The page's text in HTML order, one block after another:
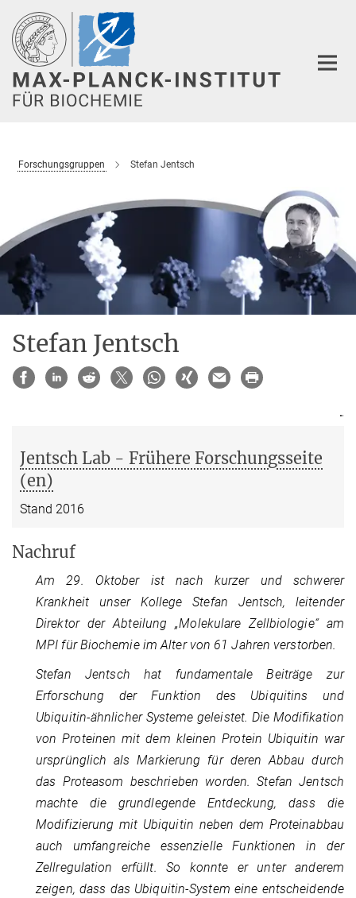
Hauptinhalt
Forschungsgruppen Stefan Jentsch
Stefan Jentsch
Jentsch Lab - Frühere Forschungsseite
(en)
Stand 2016
Nachruf
Am 29. Oktober ist nach kurzer und schwerer
Krankheit unser Kollege Stefan Jentsch, leitender
Direktor der Abteilung „Molekulare Zellbiologie“ am
MPI für Biochemie im Alter von 61 Jahren verstorben.
Stefan Jentsch hat fundamentale Beiträge zur
Erforschung der Funktion des Ubiquitins und
Ubiquitin-ähnlicher Systeme geleistet. Die Modifikation
von Proteinen mit dem kleinen Protein Ubiquitin war
ursprünglich als Markierung für deren Abbau durch
das Proteasom beschrieben worden. Stefan Jentsch
machte die grundlegende Entdeckung, dass die
Modifizierung mit Ubiquitin neben dem Proteinabbau
auch umfangreiche essenzielle Funktionen in der
Zellregulation erfüllt. So konnte er unter anderem
zeigen, dass das Ubiquitin-System eine entscheidende